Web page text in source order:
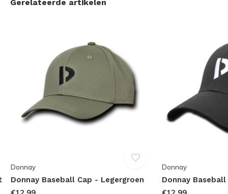
Gerelateerde artikelen
Donnay
Donnay Baseball Cap - Legergroen
Donnay
Donnay